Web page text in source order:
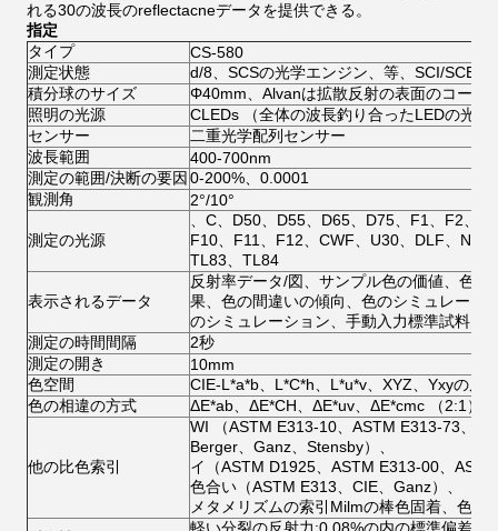
れる30の波長のreflectacneデータを提供できる。
指定
タイプ
CS-580
測定状態
d/8、SCSの光学エンジン、等、SCI/SCEの
積分球のサイズ
Φ40mm、Alvanは拡散反射の表面のコーテ
照明の光源
CLEDs （全体の波長釣り合ったLEDの光源
センサー
二重光学配列センサー
波長範囲
400-700nm
測定の範囲/決断の要因 0-200%、0.0001
観測角
2°/10°
測定の光源
、C、D50、D55、D65、D75、F1、F2、
F10、F11、F12、CWF、U30、DLF、NBF
TL83、TL84
表示されるデータ
反射率データ/図、サンプル色の価値、色
果、色の間違いの傾向、色のシミュレーシ
のシミュレーション、手動入力標準試料は
測定の時間間隔
2秒
測定の開き
10mm
色空間
CIE-L*a*b、L*C*h、L*u*v、XYZ、Yxyの反
色の相違の方式
ΔE*ab、ΔE*CH、ΔE*uv、ΔE*cmc （2:1）
他の比色索引
WI （ASTM E313-10、ASTM E313-73、
Berger、Ganz、Stensby）、
イ（ASTM D1925、ASTM E313-00、
色合い（ASTM E313、CIE、Ganz）、
メタメリズムの索引Milmの棒色固着、色固